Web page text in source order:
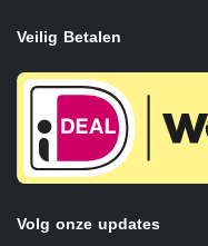
Veilig Betalen
Volg onze updates